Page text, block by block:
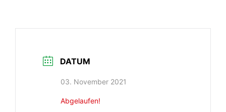
DATUM
03. November 2021
Abgelaufen!